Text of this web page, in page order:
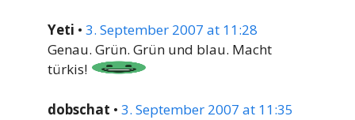
Yeti • 3. September 2007 at 11:28
Genau. Grün. Grün und blau. Macht
türkis!
dobschat • 3. September 2007 at 11:35